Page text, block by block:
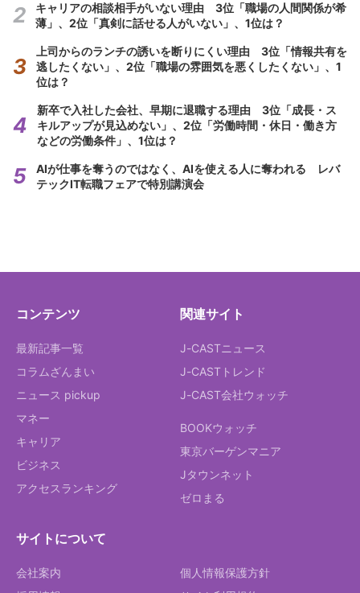
キャリアの相談相手がいない理由 3位「職場の人間関係が希
薄」、2位「真剣に話せる人がいない」、1位は？
上司からのランチの誘いを断りにくい理由 3位「情報共有を
逃したくない」、2位「職場の雰囲気を悪くしたくない」、1
位は？
新卒で入社した会社、早期に退職する理由 3位「成長・ス
キルアップが見込めない」、2位「労働時間・休日・働き方
などの労働条件」、1位は？
AIが仕事を奪うのではなく、AIを使える人に奪われる レバ
テックIT転職フェアで特別講演会
コンテンツ
最新記事一覧
コラムざんまい
ニュース pickup
マネー
キャリア
ビジネス
アクセスランキング
関連サイト
J-CASTニュース
J-CASTトレンド
J-CAST会社ウォッチ
BOOKウォッチ
東京バーゲンマニア
Jタウンネット
ゼロまる
サイトについて
会社案内
個人情報保護方針